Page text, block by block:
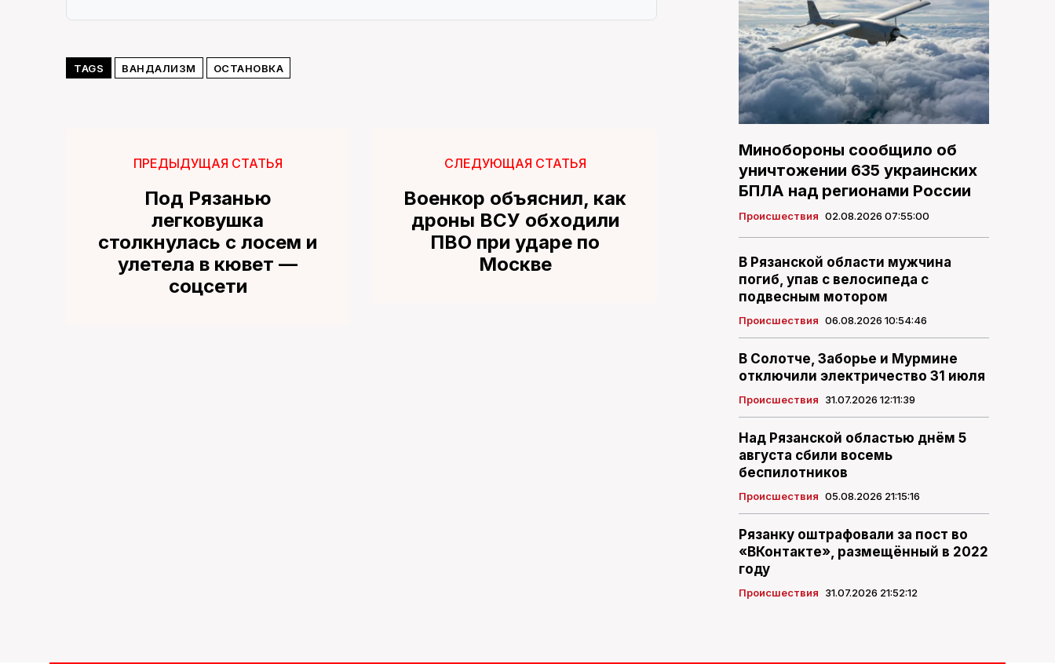
TAGS ВАНДАЛИЗМ ОСТАНОВКА
ПРЕДЫДУЩАЯ СТАТЬЯ
Под Рязанью
легковушка
столкнулась с лосем и
улетела в кювет —
соцсети
СЛЕДУЮЩАЯ СТАТЬЯ
Военкор объяснил, как
дроны ВСУ обходили
ПВО при ударе по
Москве
Минобороны сообщило об
уничтожении 635 украинских
БПЛА над регионами России
Происшествия 02.08.2026 07:55:00
В Рязанской области мужчина
погиб, упав с велосипеда с
подвесным мотором
Происшествия 06.08.2026 10:54:46
В Солотче, Заборье и Мурмине
отключили электричество 31 июля
Происшествия 31.07.2026 12:11:39
Над Рязанской областью днём 5
августа сбили восемь
беспилотников
Происшествия 05.08.2026 21:15:16
Рязанку оштрафовали за пост во
«ВКонтакте», размещённый в 2022
году
Происшествия 31.07.2026 21:52:12